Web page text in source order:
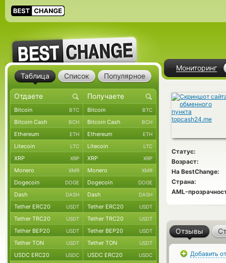
Мониторинг
Статус:
Возраст:
На BestChange:
Страна:
AML-
Отзывы
Добавить
Таблица Список Популярное
Bitcoin BTC Bitcoin BTC
Bitcoin Cash BCH Bitcoin Cash BCH
Ethereum ETH Ethereum ETH
Litecoin LTC Litecoin LTC
XRP XRP XRP XRP
Monero XMR Monero XMR
Dogecoin DOGE Dogecoin DOGE
Dash DASH Dash DASH
Tether ERC20 USDT Tether ERC20 USDT
Tether TRC20 USDT Tether TRC20 USDT
Tether BEP20 USDT Tether BEP20 USDT
Tether TON USDT Tether TON USDT
USDC ERC20 USDC USDC ERC20 USDC